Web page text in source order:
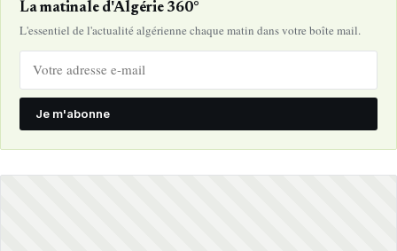
La matinale d'Algérie 360°
L'essentiel de l'actualité algérienne chaque matin dans votre boîte mail.
Je m'abonne